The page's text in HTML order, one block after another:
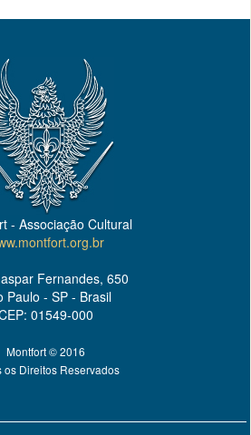
- Associação Cultural
Fernandes, 650
Paulo - SP - Brasil
01549-000
Montfort © 2016
os Direitos Reservados